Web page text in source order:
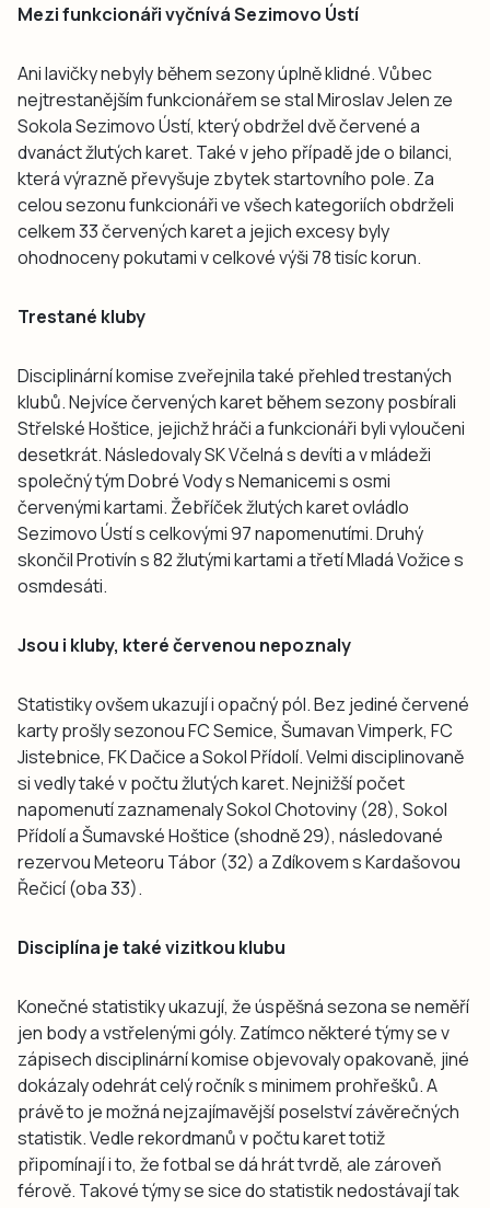
Mezi funkcionáři vyčnívá Sezimovo Ústí
Ani lavičky nebyly během sezony úplně klidné. Vůbec
nejtrestanějším funkcionářem se stal Miroslav Jelen ze
Sokola Sezimovo Ústí, který obdržel dvě červené a
dvanáct žlutých karet. Také v jeho případě jde o bilanci,
která výrazně převyšuje zbytek startovního pole. Za
celou sezonu funkcionáři ve všech kategoriích obdrželi
celkem 33 červených karet a jejich excesy byly
ohodnoceny pokutami v celkové výši 78 tisíc korun.
Trestané kluby
Disciplinární komise zveřejnila také přehled trestaných
klubů. Nejvíce červených karet během sezony posbírali
Střelské Hoštice, jejichž hráči a funkcionáři byli vyloučeni
desetkrát. Následovaly SK Včelná s devíti a v mládeži
společný tým Dobré Vody s Nemanicemi s osmi
červenými kartami. Žebříček žlutých karet ovládlo
Sezimovo Ústí s celkovými 97 napomenutími. Druhý
skončil Protivín s 82 žlutými kartami a třetí Mladá Vožice s
osmdesáti.
Jsou i kluby, které červenou nepoznaly
Statistiky ovšem ukazují i opačný pól. Bez jediné červené
karty prošly sezonou FC Semice, Šumavan Vimperk, FC
Jistebnice, FK Dačice a Sokol Přídolí. Velmi disciplinovaně
si vedly také v počtu žlutých karet. Nejnižší počet
napomenutí zaznamenaly Sokol Chotoviny (28), Sokol
Přídolí a Šumavské Hoštice (shodně 29), následované
rezervou Meteoru Tábor (32) a Zdíkovem s Kardašovou
Řečicí (oba 33).
Disciplína je také vizitkou klubu
Konečné statistiky ukazují, že úspěšná sezona se neměří
jen body a vstřelenými góly. Zatímco některé týmy se v
zápisech disciplinární komise objevovaly opakovaně, jiné
dokázaly odehrát celý ročník s minimem prohřešků. A
právě to je možná nejzajímavější poselství závěrečných
statistik. Vedle rekordmanů v počtu karet totiž
připomínají i to, že fotbal se dá hrát tvrdě, ale zároveň
férově. Takové týmy se sice do statistik nedostávají tak